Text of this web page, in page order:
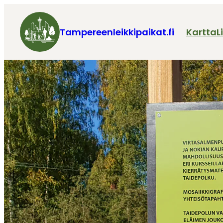
Tampereenleikkipaikat.fi Kartta